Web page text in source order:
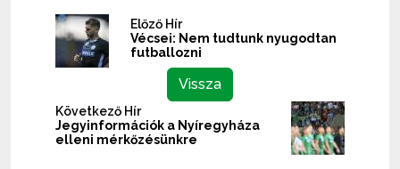
Előző Hír
Vécsei: Nem tudtunk nyugodtan
futballozni
Vissza
Következő Hír
Jegyinformációk a Nyíregyháza
elleni mérkőzésünkre